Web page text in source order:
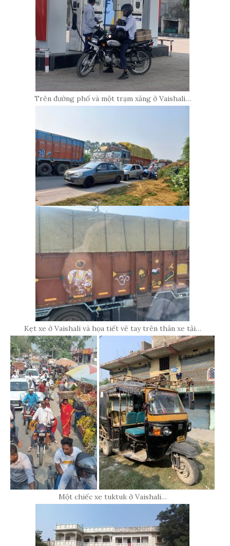
Trên đường phố và một trạm xăng ở Vaishali…
Kẹt xe ở Vaishali và họa tiết vẽ tay trên thân xe tải…
Một chiếc xe tuktuk ở Vaishali…